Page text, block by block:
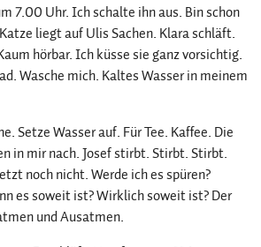
7.00 Uhr. Ich schalte ihn aus. Bin schon
liegt auf Ulis Sachen. Klara schläft.
hörbar. Ich küsse sie ganz vorsichtig.
Wasche mich. Kaltes Wasser in meinem
Setze Wasser auf. Für Tee. Kaffee. Die
in mir nach. Josef stirbt. Stirbt. Stirbt.
noch nicht. Werde ich es spüren?
es soweit ist? Wirklich soweit ist? Der
und Ausatmen.